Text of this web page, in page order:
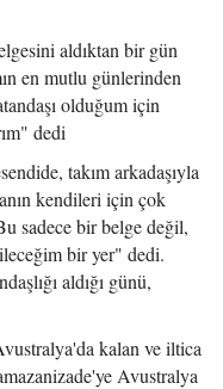
aldıktan bir gün
en mutlu günlerinden
olduğum için
dedi
takım arkadaşıyla
kendileri için çok
sadece bir belge değil,
bir yer" dedi.
aldığı günü,
kalan ve iltica
Avustralya